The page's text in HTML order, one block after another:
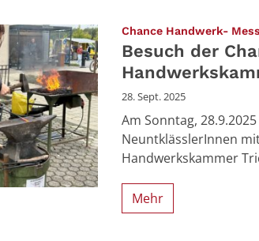
Chance Handwerk-
Besuch der
28. Sept. 2025
Am Sonntag,
NeuntklässlerInnen
Handwerkskammer
Mehr